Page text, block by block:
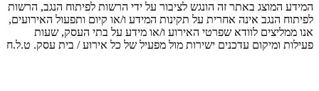
המידע המוצג באתר זה הונגש לציבור על ידי הרשות לפיתוח הנגב, הרשות
לפיתוח הנגב אינה אחרית על תקינות המידע ו/או קיום ותפעול האירועים,
אנו ממליצים לוודא שפרטי האירוע ו/או מידע על בתי העסק, שעות
פעילות ומיקום עדכנים ישירות מול מפעיל של כל אירוע / בית עסק. ט.ל.ח